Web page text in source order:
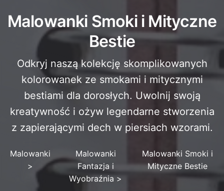
Malowanki Smoki i Mityczne
Bestie
Odkryj naszą kolekcję skomplikowanych
kolorowanek ze smokami i mitycznymi
bestiami dla dorosłych. Uwolnij swoją
kreatywność i ożyw legendarne stworzenia
z zapierającymi dech w piersiach wzorami.
Malowanki
>
Malowanki
Fantazja i
Wyobraźnia >
Malowanki Smoki i
Mityczne Bestie